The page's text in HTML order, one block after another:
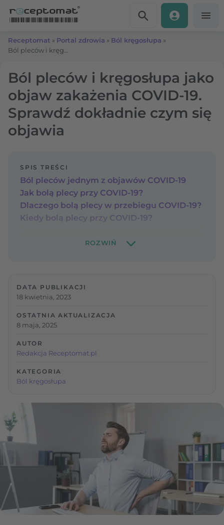
Receptomat » Portal zdrowia » Ból kręgosłupa »
Ból pleców i kręgosłupa jako
objaw zakażenia COVID-19.
Sprawdź dokładnie czym się
objawia
SPIS TREŚCI
Ból pleców jednym z objawów COVID-19
Jak bolą plecy przy COVID-19?
Dlaczego bolą plecy w przebiegu COVID-19?
Kiedy bolą plecy przy COVID-19?
DATA PUBLIKACJI
18 kwietnia, 2023
OSTATNIA AKTUALIZACJA
8 maja, 2025
AUTOR
Redakcja Receptomat.pl
KATEGORIA
Ból kręgosłupa